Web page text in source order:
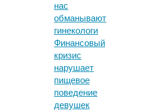
нас
обманывают
гинекологи
Финансовый
кризис
нарушает
пищевое
поведение
девушек